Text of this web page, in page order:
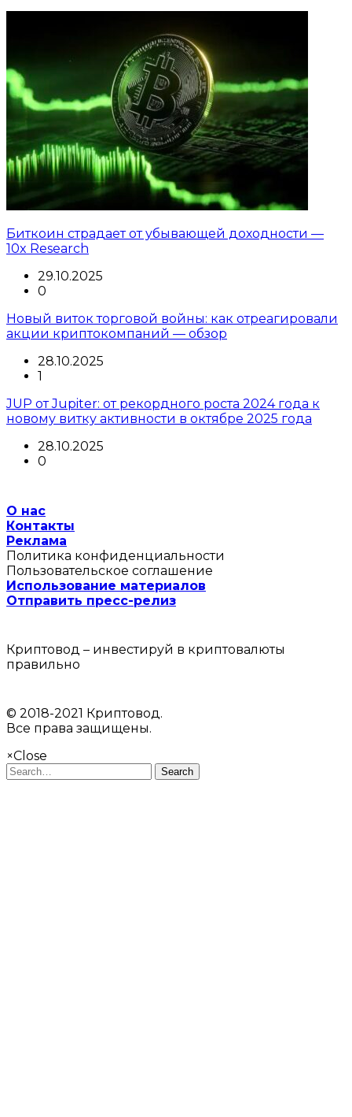
Биткоин страдает от убывающей доходности —
10x Research
29.10.2025
0
Новый виток торговой войны: как отреагировали
акции криптокомпаний — обзор
28.10.2025
1
JUP от Jupiter: от рекордного роста 2024 года к
новому витку активности в октябре 2025 года
28.10.2025
0
О нас
Контакты
Реклама
Политика конфиденциальности
Пользовательское соглашение
Использование материалов
Отправить пресс-релиз
Криптовод – инвестируй в криптовалюты
правильно
© 2018-2021 Криптовод.
Все права защищены.
×Close
Search